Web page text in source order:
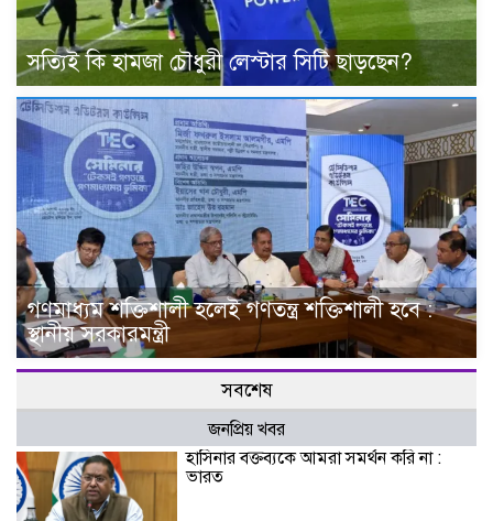
সত্যিই কি হামজা চৌধুরী লেস্টার সিটি ছাড়ছেন?
গণমাধ্যম শক্তিশালী হলেই গণতন্ত্র শক্তিশালী হবে :
স্থানীয় সরকারমন্ত্রী
সবশেষ
জনপ্রিয় খবর
হাসিনার বক্তব্যকে আমরা সমর্থন করি না :
ভারত